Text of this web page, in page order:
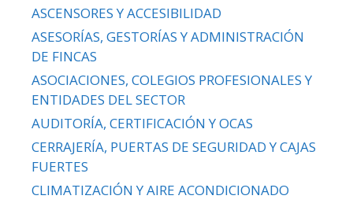
ASCENSORES Y ACCESIBILIDAD
ASESORÍAS, GESTORÍAS Y ADMINISTRACIÓN
DE FINCAS
ASOCIACIONES, COLEGIOS PROFESIONALES Y
ENTIDADES DEL SECTOR
AUDITORÍA, CERTIFICACIÓN Y OCAS
CERRAJERÍA, PUERTAS DE SEGURIDAD Y CAJAS
FUERTES
CLIMATIZACIÓN Y AIRE ACONDICIONADO